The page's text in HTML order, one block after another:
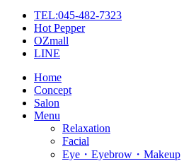
TEL:045-482-7323
Hot Pepper
OZmall
LINE
Home
Concept
Salon
Menu
Relaxation
Facial
Eye・Eyebrow・Makeup